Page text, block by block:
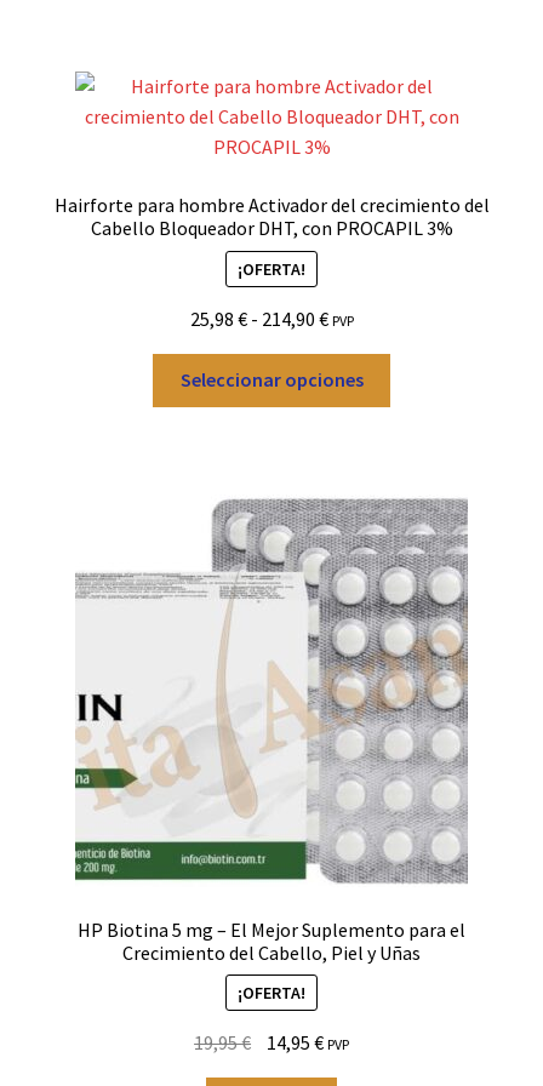
Hairforte para hombre Activador del crecimiento del
Cabello Bloqueador DHT, con PROCAPIL 3%
¡OFERTA!
25,98 € - 214,90 €Rango
precios:
desde
214,90 €
PVP
Seleccionar opciones
Las
opciones
se
pueden
elegir
en
la
página
de
producto
HP Biotina 5 mg – El Mejor Suplemento para el
Crecimiento del Cabello, Piel y Uñas
¡OFERTA!
19,95€
El14,95 €El
PVP